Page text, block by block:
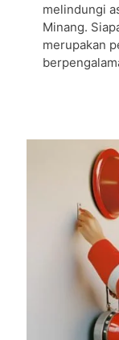
melindungi
Minang.
merupakan